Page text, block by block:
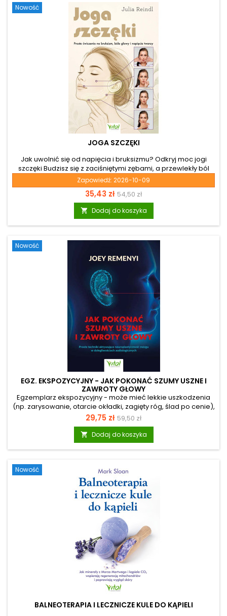
Nowość
JOGA SZCZĘKI
Jak uwolnić się od napięcia i bruksizmu? Odkryj moc jogi
szczęki Budzisz się z zaciśniętymi zębami, a przewlekły ból
głowy, sztywność karku i napięta twarz nie pozwalają ci
normalnie funkcjonować? Przewlekły stres niezwykle często
kumuluje się w układzie ustno-twarzowym, prowadząc do
szkodliwego zgrzytania zębami, bruksizmu i bolesnych
problemów ze stawem skroniowo-żuchwowym. Jeśli
szukasz trwałego rozwiązania tych dolegliwości, książka
Zapowiedź: 2026-10-09
Cena
35,43 zł Cena
podstawowa
54,50 zł
 Dodaj do koszyka
Nowość
EGZ. EKSPOZYCYJNY - JAK POKONAĆ SZUMY USZNE I
ZAWROTY GŁOWY
Egzemplarz ekspozycyjny - może mieć lekkie uszkodzenia
(np. zarysowanie, otarcie okładki, zagięty róg, ślad po cenie),
ale merytorycznie jest pełnowartościowy. Słyszysz dziwne
dźwięki i szumy uszne? Męczą cię bóle i zawroty głowy?
Tracisz też poczucie równowagi? Z pewnością nie
zwariowałeś. Obecnie co druga osoba cierpiała z powodu
szumów usznych, a co piąta stale słyszy dźwięki fantomowe.
pozwoli ci w końcu...
Cena
29,75 zł Cena
podstawowa
59,50 zł
 Dodaj do koszyka
Nowość
BALNEOTERAPIA I LECZNICZE KULE DO KĄPIELI